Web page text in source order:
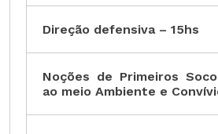
Direção defensiva – 15hs
Noções de Primeiros
ao meio Ambiente e